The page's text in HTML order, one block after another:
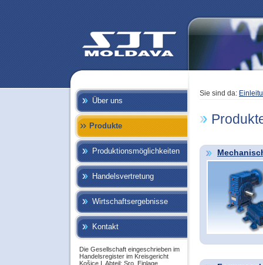
Sie sind da:
Über uns
Produkte
Produktionsmöglichkeiten
Handelsvertretung
Wirtschaftsergebnisse
Kontakt
Die Gesellschaft eingeschrieben im
Handelsregister im Kreisgericht
Košice I, Abteil: Sro, Einlage